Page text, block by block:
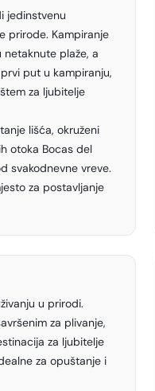
jedinstvenu
prirode. Kampiranje
plaže, a
put u kampiranju,
za ljubitelje
lišća, okruženi
otoka Bocas del
svakodnevne vreve.
za postavljanje
u prirodi.
za plivanje,
za ljubitelje
za opuštanje i